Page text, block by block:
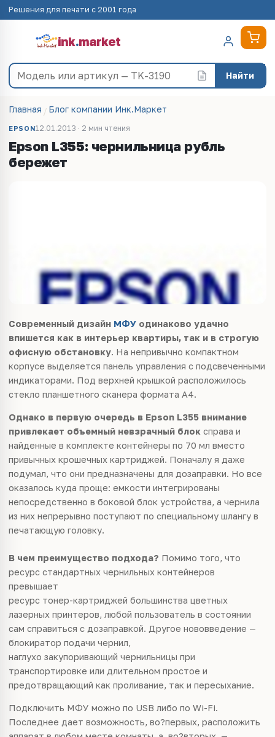
Решения для печати с 2001 года
ink.market
Найти
Главная Блог компании Инк.Маркет
EPSON12.01.2013 · 2 мин чтения
Epson L355: чернильница рубль
бережет
Современный дизайн МФУ одинаково удачно
впишется как в интерьер квартиры, так и в строгую
офисную обстановку. На непривычно компактном
корпусе выделяется панель управления с подсвеченными
индикаторами. Под верхней крышкой расположилось
стекло планшетного сканера формата A4.
Однако в первую очередь в Epson L355 внимание
привлекает объемный невзрачный блок справа и
найденные в комплекте контейнеры по 70 мл вместо
привычных крошечных картриджей. Поначалу я даже
подумал, что они предназначены для дозаправки. Но все
оказалось куда проще: емкости интегрированы
непосредственно в боковой блок устройства, а чернила
из них непрерывно поступают по специальному шлангу в
печатающую головку.
В чем преимущество подхода? Помимо того, что
ресурс стандартных чернильных контейнеров
превышает
ресурс тонер-картриджей большинства цветных
лазерных принтеров, любой пользователь в состоянии
сам справиться с дозаправкой. Другое нововведение —
блокиратор подачи чернил,
наглухо закупоривающий чернильницы при
транспортировке или длительном простое и
предотвращающий как проливание, так и пересыхание.
Подключить МФУ можно по USB либо по Wi-Fi.
Последнее дает возможность, во?первых, расположить